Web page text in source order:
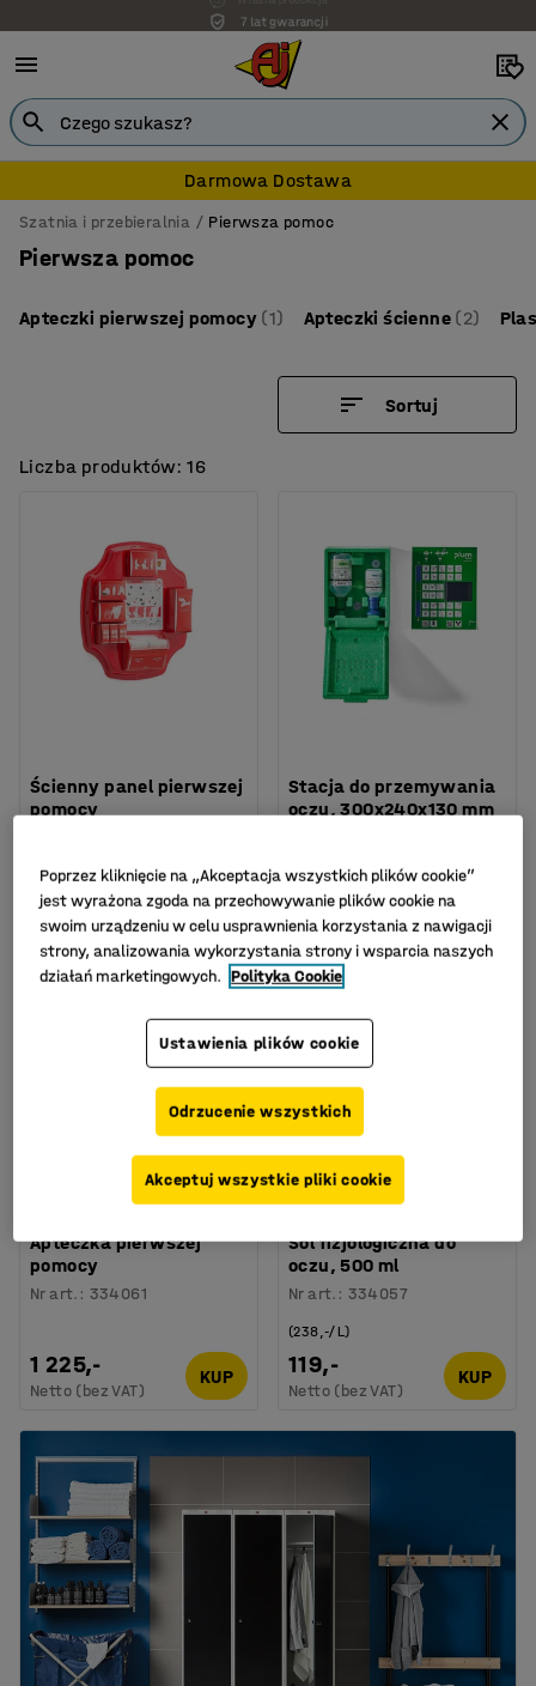
7 lat gwarancji
Darmowa Dostawa
Szatnia i przebieralnia Pierwsza pomoc
Pierwsza pomoc
Apteczki pierwszej pomocy (1) Apteczki ścienne (2)
Sortuj
Liczba produktów: 16
Ścienny panel pierwszej
pomocy
445,-
Netto (bez VAT)
KUP
Stacja do przemywania
oczu, 300x240x130 mm
409,-
Netto (bez VAT)
Apteczka pierwszej
pomocy
Nr art. : 334061
1 225,-
Netto (bez VAT)
KUP
Sól fizjologiczna do
oczu, 500 ml
Nr art. : 334057
119,-
(238,-/L)
Netto (bez VAT)
KUP
Poprzez kliknięcie na „Akceptacja wszystkich plików cookie”
jest wyrażona zgoda na przechowywanie plików cookie na
swoim urządzeniu w celu usprawnienia korzystania z nawigacji
strony, analizowania wykorzystania strony i wsparcia naszych
działań marketingowych. Polityka Cookie
Ustawienia plików cookie
Odrzucenie wszystkich
Akceptuj wszystkie pliki cookie